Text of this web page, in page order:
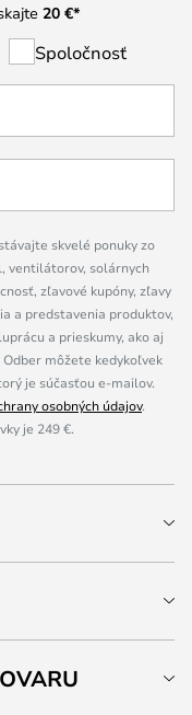
20 €*
Spoločnosť
skvelé ponuky zo
ventilátorov, solárnych
zľavové kupóny, zľavy
a predstavenia produktov,
a prieskumy, ako aj
môžete kedykoľvek
je súčasťou e-mailov.
osobných údajov.
je 249 €.